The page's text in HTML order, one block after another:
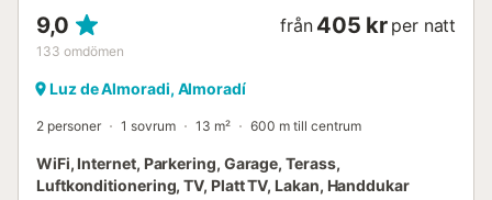
9,0
133 omdömen
från 405 kr per natt
Luz de Almoradi, Almoradí
2 personer 1 sovrum 13 m² 600 m till centrum
WiFi, Internet, Parkering, Garage, Terass,
Luftkonditionering, TV, Platt TV, Lakan, Handdukar